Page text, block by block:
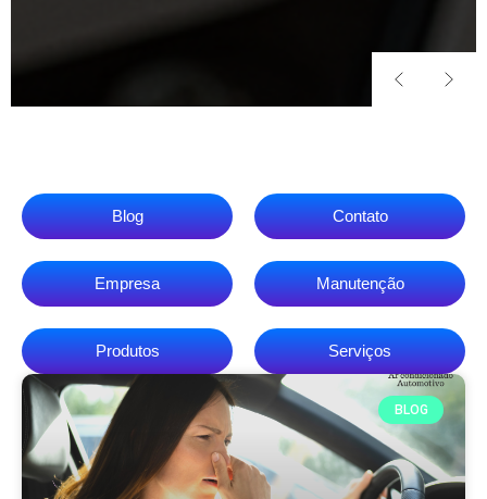
Blog Contato
Empresa Manutenção
Produtos Serviços
BLOG